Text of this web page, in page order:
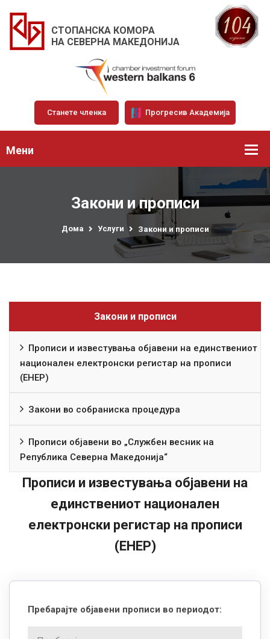
СТОПАНСКА КОМОРА
НА СЕВЕРНА МАКЕДОНИЈА
Станете членка Прогресив Академија
Мени
Закони и прописи
Дома Услуги Закони и прописи
Закони и прописи
Прописи и известувања објавени на единствениот
национален електронски регистар на прописи
(ЕНЕР)
Закони во собраниска процедура
Прописи објавени во „Службен весник на
Република Северна Македонија“
Прописи и известувања објавени на
единствениот национален
електронски регистар на прописи
(ЕНЕР)
Пребарајте објавени прописи во периодот: